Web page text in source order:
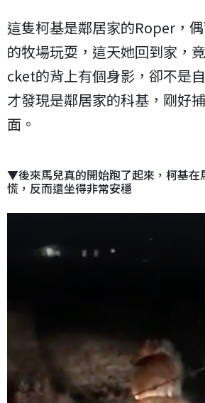
這隻柯基是鄰居家的Roper，
的牧場玩耍，這天她回到家，
cket的背上有個身影，卻不是
才發現是鄰居家的科基，剛好
面。
▼後來馬兒真的開始跑了起來，柯基在
慌，反而還坐得非常安穩